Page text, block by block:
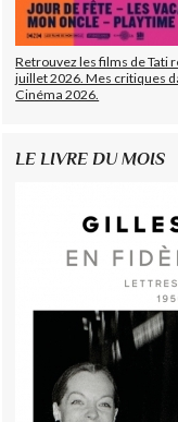
Retrouvez les films de Tati
juillet 2026. Mes critiques
Cinéma 2026.
LE LIVRE DU MOIS